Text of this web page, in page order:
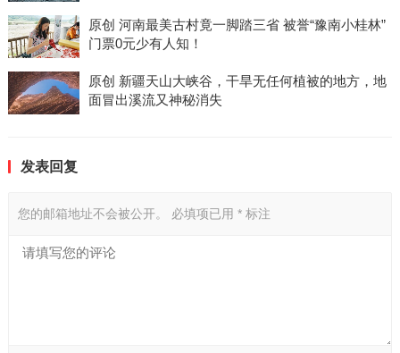
原创 河南最美古村竟一脚踏三省 被誉“豫南小桂林”
门票0元少有人知！
原创 新疆天山大峡谷，干旱无任何植被的地方，地
面冒出溪流又神秘消失
发表回复
您的邮箱地址不会被公开。 必填项已用 *标注